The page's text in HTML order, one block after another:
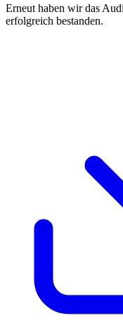
Erneut haben wir das
erfolgreich bestanden.